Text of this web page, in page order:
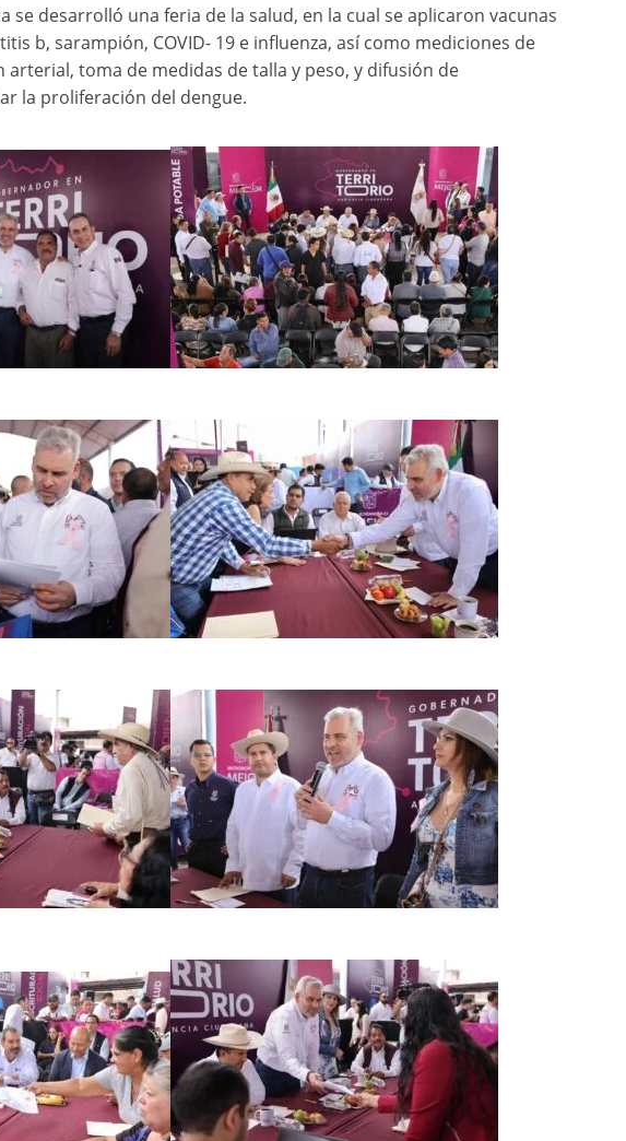
se desarrolló una feria de la salud, en la cual se aplicaron vacunas
b, sarampión, COVID- 19 e influenza, así como mediciones de
toma de medidas de talla y peso, y difusión de
la proliferación del dengue.